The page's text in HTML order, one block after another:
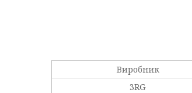
Виробник
3RG